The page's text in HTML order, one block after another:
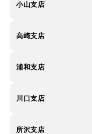
小山支店
高崎支店
浦和支店
川口支店
所沢支店